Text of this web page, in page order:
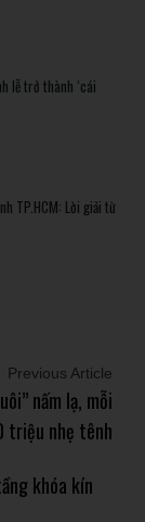
lễ trở thành ‘cái
TP.HCM: Lời giải từ
Previous Article
nấm lạ, mỗi
triệu nhẹ tênh
khóa kín